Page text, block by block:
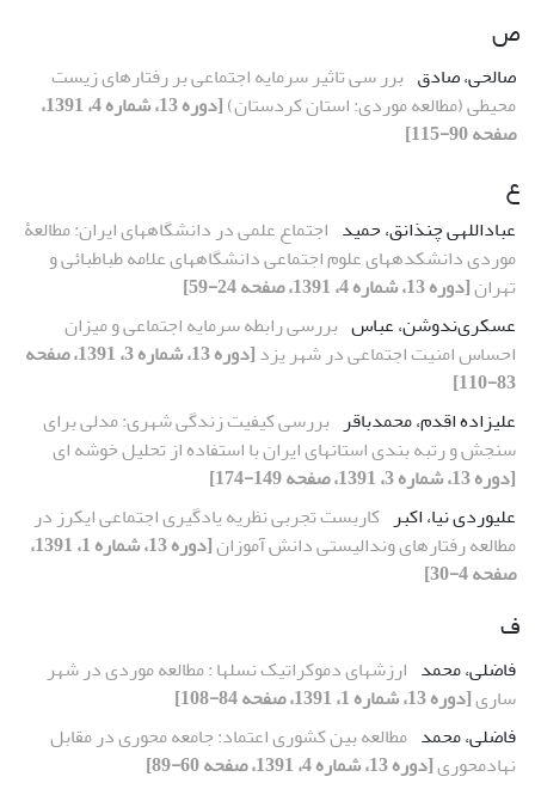
ص
صالحی، صادق برر سی تاثیر سرمایه اجتماعی بر رفتارهای زیست
محیطی (مطالعه موردی: استان کردستان)
[دوره 13، شماره 4، 1391،
صفحه 90-115]
ع
عباداللهی چنذانق، حمید
اجتماع علمی در دانشگاه‎ها‎ی ایران: مطالعۀ
موردی دانشکده‏های علوم اجتماعی دانشگاه‎ها‎ی علامه طباطبائی و
تهران[دوره 13، شماره 4، 1391، صفحه 24-59]
عسکری‌ندوشن، عباس بررسی رابطه سرمایه اجتماعی و میزان
احساس امنیت اجتماعی در شهر یزد
[دوره 13، شماره 3، 1391، صفحه
83-110]
علیزاده اقدم، محمدباقر بررسی کیفیت زندگی شهری: مدلی برای
سنجش و رتبه بندی استان‏ها‏ی ایران با استفاده از تحلیل خوشه ‏ای
[دوره 13، شماره 3، 1391، صفحه 149-174]
علیوردی نیا، اکبر کاربست تجربى نظریه یادگیرى اجتماعى ایکرز در
مطالعه رفتارهاى وندالیستى دانش آموزان
[دوره 13، شماره 1، 1391،
صفحه 4-30]
ف
فاضلى، محمد ارزشهاى دموکراتیک نسلها : مطالعه موردى در شهر
سارى[دوره 13، شماره 1، 1391، صفحه 84-108]
فاضلی، محمد مطالعه بین کشوری اعتماد: جامعه محوری در مقابل
نهادمحوری[دوره 13، شماره 4، 1391، صفحه 60-89]